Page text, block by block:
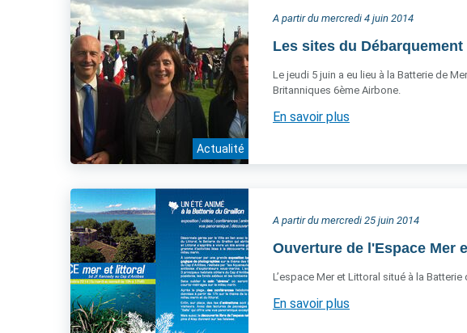
Actualité
A partir du mercredi 4 juin 2014
Les sites du
Le jeudi 5 juin a eu lieu à la Batterie de
Britanniques 6ème Airbone.
En savoir plus
A partir du mercredi 25 juin 2014
Ouverture de l'Espace Mer
L’espace Mer et Littoral situé à la
En savoir plus